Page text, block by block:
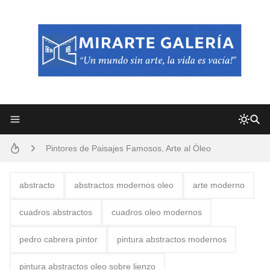
Pintores de Paisajes Famosos, Arte al Óleo
abstracto abstractos modernos oleo arte moderno
cuadros abstractos cuadros oleo modernos
pedro cabrera pintor pintura abstractos modernos
pintura abstractos oleo sobre lienzo